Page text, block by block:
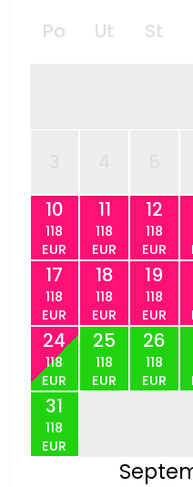
Po Ut St
10
118
EUR
11
118
EUR
12
118
EUR
17
118
EUR
18
118
EUR
19
118
EUR
24
118
EUR
25
118
EUR
26
118
EUR
31
118
EUR